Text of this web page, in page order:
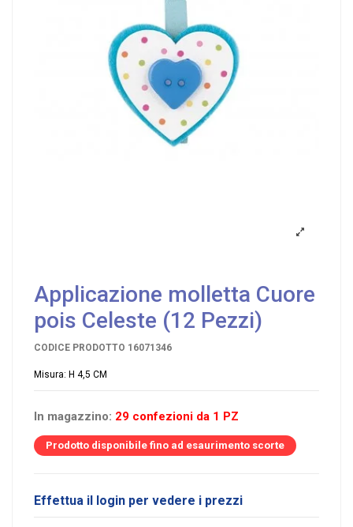
Applicazione molletta Cuore
pois Celeste (12 Pezzi)
CODICE PRODOTTO 16071346
Misura: H 4,5 CM
In magazzino: 29 confezioni da 1 PZ
Prodotto disponibile fino ad esaurimento scorte
Effettua il login per vedere i prezzi